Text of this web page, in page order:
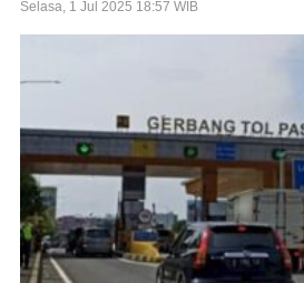
Selasa, 1 Jul 2025 18:57 WIB